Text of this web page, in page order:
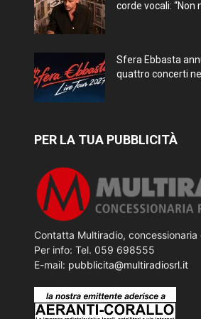
corde vocali: “Non
Sfera Ebbasta
quattro concerti
PER LA TUA PUBBLICITÀ
Contatta Multiradio, concessionaria
Per info: Tel. 059 698555
E-mail: pubblicita@multiradiosrl.it